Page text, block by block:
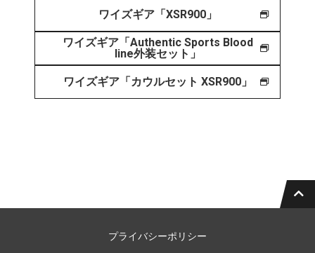
ワイズギア「XSR900」
ワイズギア「Authentic Sports Blood
line外装セット」
ワイズギア「カウルセット XSR900」
プライバシーポリシー